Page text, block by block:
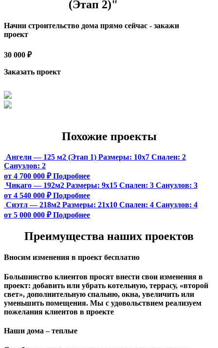
(Этап 2)"
Начни строительство дома прямо сейчас - закажи
проект
30 000 ₽
Заказать проект
Похожие проекты
Ангели — 125 м2 (Этап 1) Размеры: 10х7 Спален: 2
Санузлов: 2
от 4 700 000 ₽ Подробнее
Чикаго — 192м2 Размеры: 9х15 Спален: 3 Санузлов: 3
от 4 540 000 ₽ Подробнее
Сиэтл — 218м2 Размеры: 21х10 Спален: 4 Санузлов: 4
от 5 000 000 ₽ Подробнее
Преимущества наших проектов
Вносим изменения в проект бесплатно
Большинство клиентов просят внести свои изменения в
проект: добавить или убрать котельную, террасу, «второй
свет», дополнительную спальню, окна, увеличить или
уменьшить помещения. Мы с удовольствием реализуем
пожелания клиентов в проекте
Наши дома – теплые